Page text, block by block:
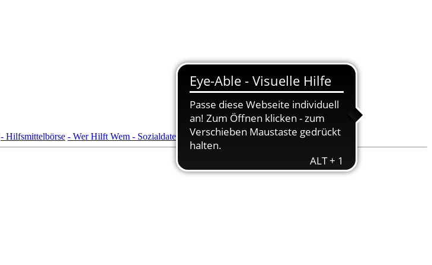
- Hilfsmittelbörse - Wer Hilft Wem - Sozialdatenbank - Pflegedienstsuche